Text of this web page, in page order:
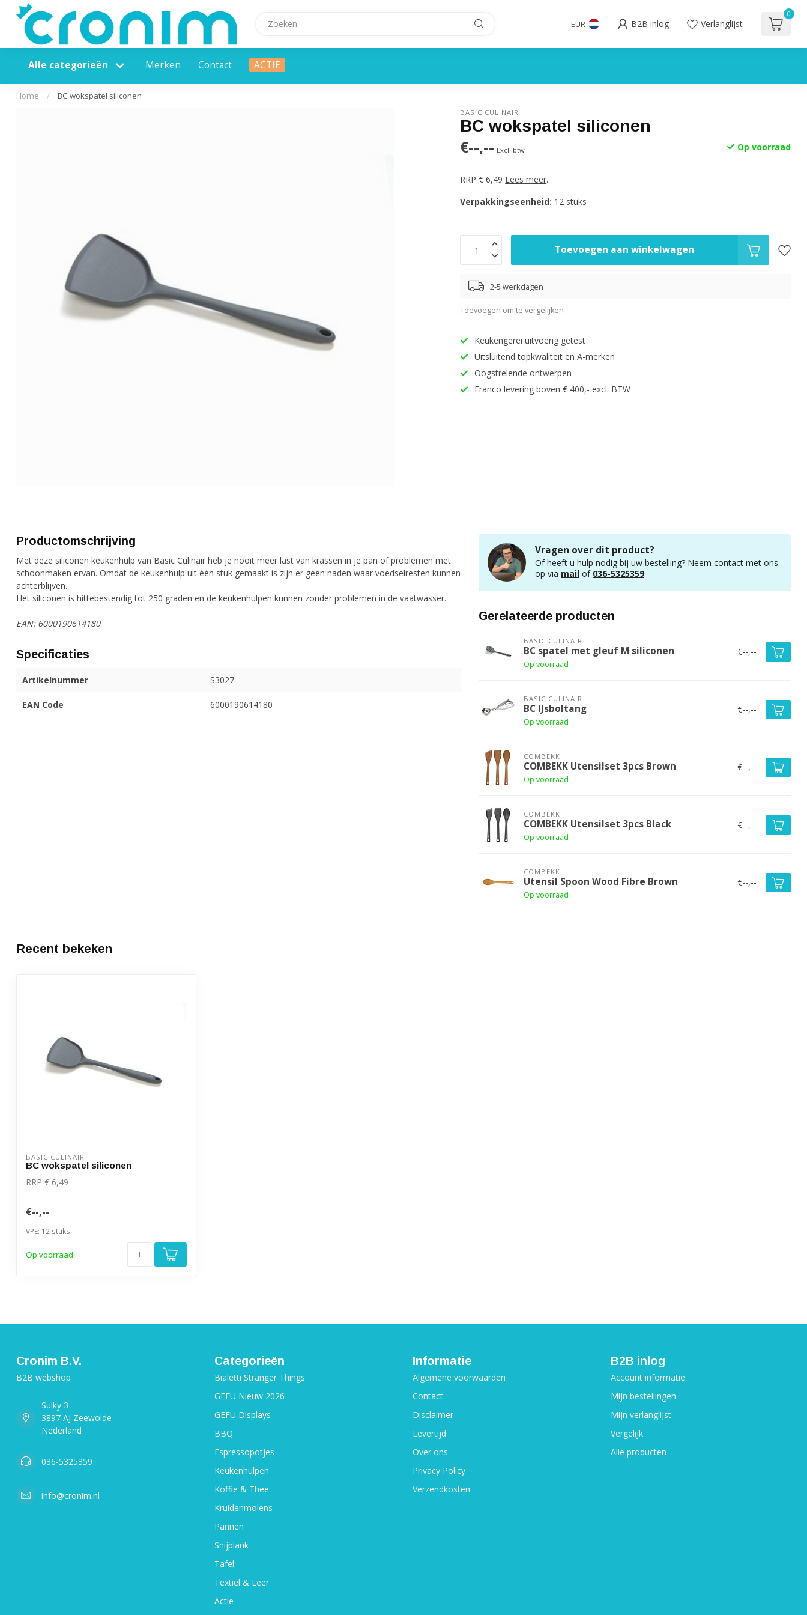
EUR B2B inlog Verlanglijst
0
Alle categorieën Merken Contact ACTIE
Home / BC wokspatel siliconen
BASIC CULINAIR
BC wokspatel siliconen
€--,-- Excl. btw Op voorraad
RRP € 6,49 Lees meer.
Verpakkingseenheid: 12 stuks
Toevoegen aan winkelwagen
2-5 werkdagen
Toevoegen om te vergelijken
Keukengerei uitvoerig getest
Uitsluitend topkwaliteit en A-merken
Oogstrelende ontwerpen
Franco levering boven € 400,- excl. BTW
Productomschrijving
Met deze siliconen keukenhulp van Basic Culinair heb je nooit meer last van krassen in je pan of problemen met
schoonmaken ervan. Omdat de keukenhulp uit één stuk gemaakt is zijn er geen naden waar voedselresten kunnen
achterblijven.
Het siliconen is hittebestendig tot 250 graden en de keukenhulpen kunnen zonder problemen in de vaatwasser.
EAN: 6000190614180
Specificaties
Artikelnummer S3027
EAN Code 6000190614180
Vragen over dit product?
Of heeft u hulp nodig bij uw bestelling? Neem contact met ons
op via mail of 036-5325359.
Gerelateerde producten
BASIC CULINAIR
BC spatel met gleuf M siliconen
Op voorraad
€--,--
BASIC CULINAIR
BC IJsboltang
Op voorraad
€--,--
COMBEKK
COMBEKK Utensilset 3pcs Brown
Op voorraad
€--,--
COMBEKK
COMBEKK Utensilset 3pcs Black
Op voorraad
€--,--
COMBEKK
Utensil Spoon Wood Fibre Brown
Op voorraad
€--,--
Recent bekeken
BASIC CULINAIR
BC wokspatel siliconen
RRP € 6,49
€--,--
VPE: 12 stuks
Op voorraad
Cronim B.V.
B2B webshop
Sulky 3
3897 AJ Zeewolde
Nederland
036-5325359
info@cronim.nl
Categorieën
Bialetti Stranger Things
GEFU Nieuw 2026
GEFU Displays
BBQ
Espressopotjes
Keukenhulpen
Koffie & Thee
Kruidenmolens
Pannen
Snijplank
Tafel
Textiel & Leer
Actie
Informatie
Algemene voorwaarden
Contact
Disclaimer
Levertijd
Over ons
Privacy Policy
Verzendkosten
B2B inlog
Account informatie
Mijn bestellingen
Mijn verlanglijst
Vergelijk
Alle producten